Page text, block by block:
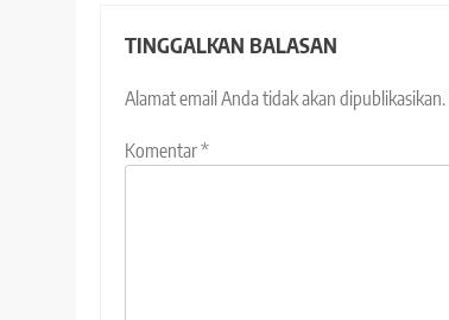
TINGGALKAN BALASAN
Alamat email Anda tidak akan dipublikasikan.
Komentar*